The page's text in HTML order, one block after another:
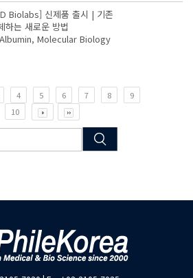
Biolabs] 신제품 출시 | 기존
하는 새로운 방법
Molecular Biology
4 5 6 7 8
9
10